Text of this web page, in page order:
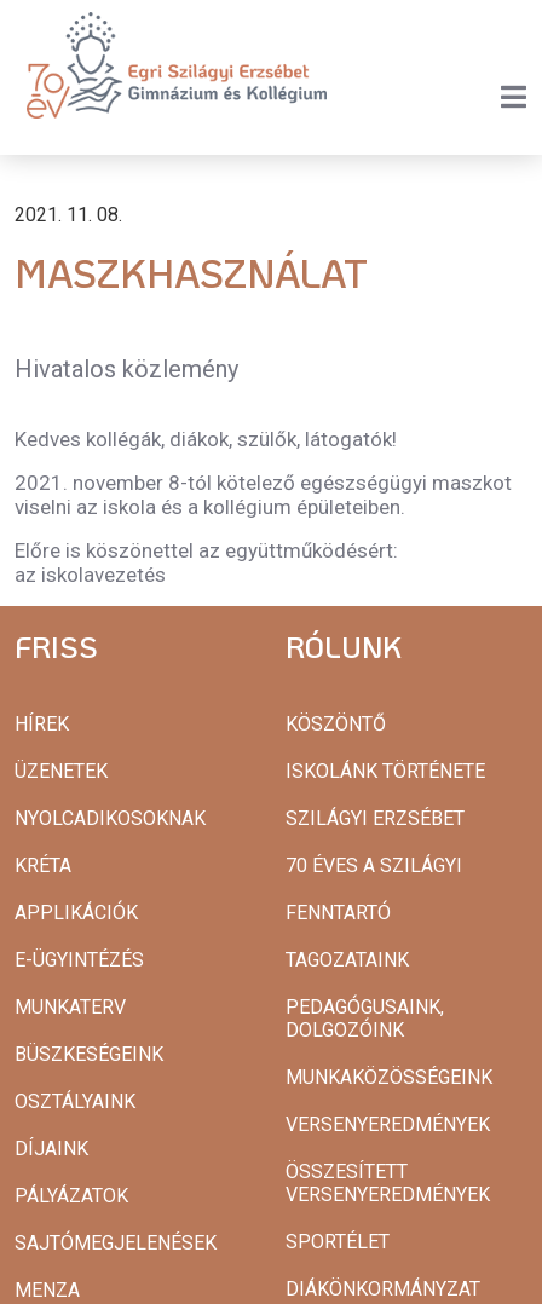
2021. 11. 08.
MASZKHASZNÁLAT
Hivatalos közlemény
Kedves kollégák, diákok, szülők, látogatók!
2021. november 8-tól kötelező egészségügyi maszkot
viselni az iskola és a kollégium épületeiben.
Előre is köszönettel az együttműködésért:
az iskolavezetés
FRISS
HÍREK
ÜZENETEK
NYOLCADIKOSOKNAK
KRÉTA
APPLIKÁCIÓK
E-ÜGYINTÉZÉS
MUNKATERV
BÜSZKESÉGEINK
OSZTÁLYAINK
DÍJAINK
PÁLYÁZATOK
SAJTÓMEGJELENÉSEK
MENZA
RÓLUNK
KÖSZÖNTŐ
ISKOLÁNK TÖRTÉNETE
SZILÁGYI ERZSÉBET
70 ÉVES A SZILÁGYI
FENNTARTÓ
TAGOZATAINK
PEDAGÓGUSAINK,
DOLGOZÓINK
MUNKAKÖZÖSSÉGEINK
VERSENYEREDMÉNYEK
ÖSSZESÍTETT
VERSENYEREDMÉNYEK
SPORTÉLET
DIÁKÖNKORMÁNYZAT